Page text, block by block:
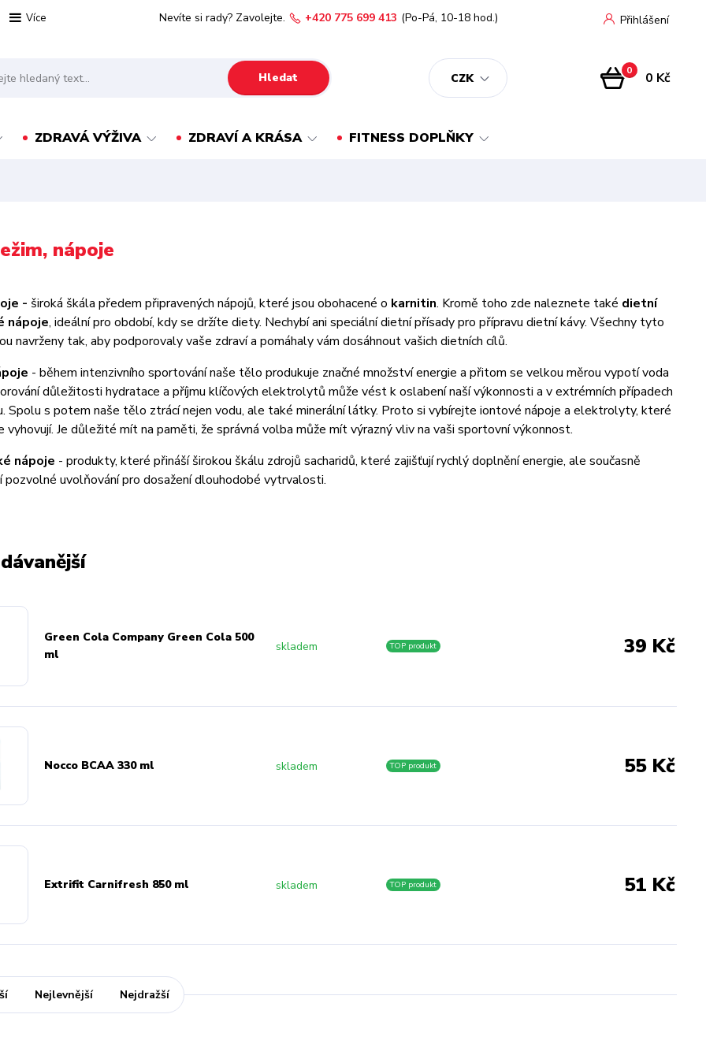
Více
CZK
Přihlášení
Hledat
Nevíte si rady? Zavolejte. +420 775 699 413 (Po-Pá, 10-18 hod.)
0 0 Kč
ZDRAVÁ VÝŽIVA ZDRAVÍ A KRÁSA FITNESS DOPLŇKY
nápoje
- široká škála předem připravených nápojů, které jsou obohacené o karnitin. Kromě toho zde naleznete také dietní
nápoje, ideální pro období, kdy se držíte diety. Nechybí ani speciální dietní přísady pro přípravu dietní kávy. Všechny tyto
navrženy tak, aby podporovaly vaše zdraví a pomáhaly vám dosáhnout vašich dietních cílů.
- během intenzivního sportování naše tělo produkuje značné množství energie a přitom se velkou měrou vypotí voda
důležitosti hydratace a příjmu klíčových elektrolytů může vést k oslabení naší výkonnosti a v extrémních případech
Spolu s potem naše tělo ztrácí nejen vodu, ale také minerální látky. Proto si vybírejte iontové nápoje a elektrolyty, které
vyhovují. Je důležité mít na paměti, že správná volba může mít výrazný vliv na vaši sportovní výkonnost.
nápoje - produkty, které přináší širokou škálu zdrojů sacharidů, které zajišťují rychlý doplnění energie, ale současně
pozvolné uvolňování pro dosažení dlouhodobé vytrvalosti.
Green Cola Company Green Cola 500
ml
skladem TOP produkt 39 Kč
Nocco BCAA 330 ml skladem TOP produkt 55 Kč
Extrifit Carnifresh 850 ml skladem TOP produkt 51 Kč
Nejlevnější Nejdražší